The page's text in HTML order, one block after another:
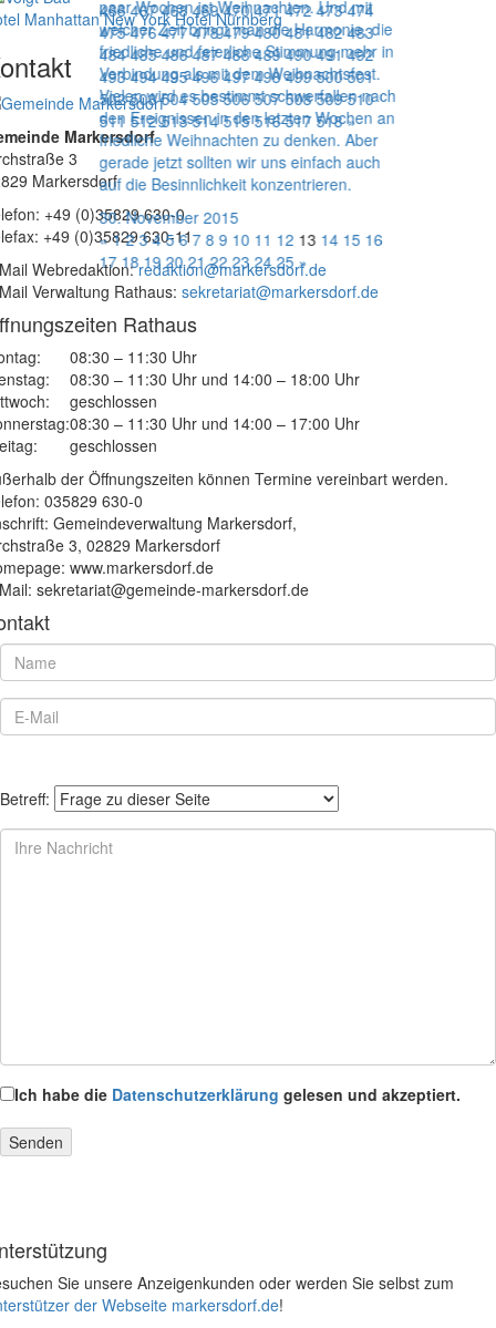
paar Wochen ist Weihnachten. Und mit
welcher Zeit bringt man die Harmonie, die
friedliche und feierliche Stimmung mehr in
Verbindung als mit dem Weihnachtsfest.
Vielen wird es bestimmt schwerfallen nach
den Ereignissen in den letzten Wochen an
friedliche Weihnachten zu denken. Aber
gerade jetzt sollten wir uns einfach auch
auf die Besinnlichkeit konzentrieren.
30. November 2015
« 1 2 3 4 5 6 7 8 9 10 11 12 13 14 15 16
17 18 19 20 21 22 23 24 25 »
466 467 468 469 470 471 472 473 474
475 476 477 478 479 480 481 482 483
484 485 486 487 488 489 490 491 492
493 494 495 496 497 498 499 500 501
502 503 504 505 506 507 508 509 510
511 512 513 514 515 516 517 518 »
Manhattan New York Hotel Nürnberg
Markersdorf
3
Markersdorf
+49 (0)35829 630-0
+49 (0)35829 630-11
Webredaktion:redaktion@markersdorf.de
Verwaltung Rathaus: sekretariat@markersdorf.de
Rathaus
08:30 – 11:30 Uhr
08:30 – 11:30 Uhr und 14:00 – 18:00 Uhr
geschlossen
08:30 – 11:30 Uhr und 14:00 – 17:00 Uhr
geschlossen
der Öffnungszeiten können Termine vereinbart werden.
035829 630-0
Gemeindeverwaltung Markersdorf,
3, 02829 Markersdorf
www.markersdorf.de
sekretariat@gemeinde-markersdorf.de
Betreff:
Ich habe die Datenschutzerklärung gelesen und akzeptiert.
Sie unsere Anzeigenkunden oder werden Sie selbst zum
der Webseite markersdorf.de!